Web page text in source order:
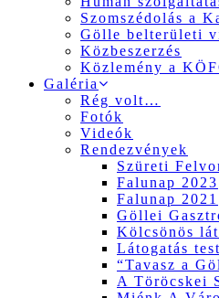
Szomszédolás a
Gölle belterületi
Közbeszerzés
Közlemény a
Galéria
Rég volt…
Fotók
Videók
Rendezvények
Szüreti
Falunap 2023
Falunap 2021
Göllei
Kölcsönös
Látogatás
“Tavasz a
A Töröcskei